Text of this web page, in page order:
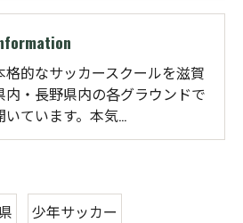
格的なサッカースクールを滋賀
内・長野県内の各グラウンドで
いています。本気…
少年サッカー